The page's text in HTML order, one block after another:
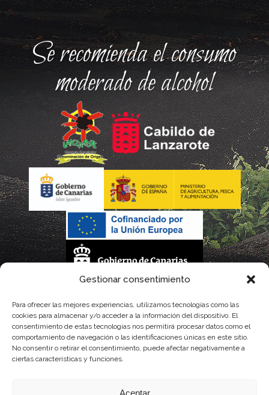
Gestionar consentimiento
Para ofrecer las mejores experiencias, utilizamos tecnologías como las
cookies para almacenar y/o acceder a la información del dispositivo. El
consentimiento de estas tecnologías nos permitirá procesar datos como el
comportamiento de navegación o las identificaciones únicas en este sitio.
No consentir o retirar el consentimiento, puede afectar negativamente a
ciertas características y funciones.
Aceptar
Se recomienda el consumo
moderado de alcohol
parcialmente, por el Gobierno de Canarias
con fondos provenientes del presupuesto de gastos del Instituto Canario de
Calidad Agroalimentaria